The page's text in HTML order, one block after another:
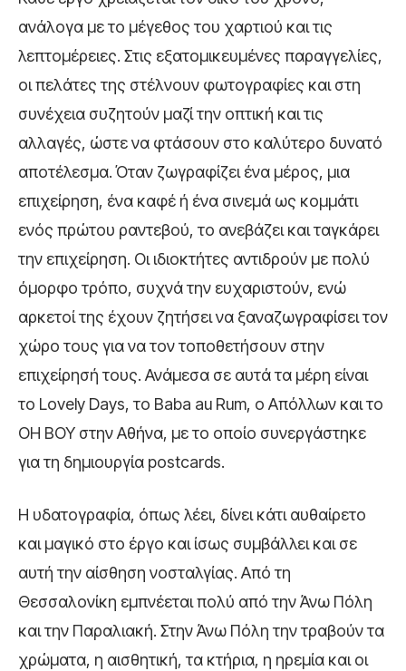
ανάλογα με το μέγεθος του χαρτιού και τις
λεπτομέρειες. Στις εξατομικευμένες παραγγελίες,
οι πελάτες της στέλνουν φωτογραφίες και στη
συνέχεια συζητούν μαζί την οπτική και τις
αλλαγές, ώστε να φτάσουν στο καλύτερο δυνατό
αποτέλεσμα. Όταν ζωγραφίζει ένα μέρος, μια
επιχείρηση, ένα καφέ ή ένα σινεμά ως κομμάτι
ενός πρώτου ραντεβού, το ανεβάζει και ταγκάρει
την επιχείρηση. Οι ιδιοκτήτες αντιδρούν με πολύ
όμορφο τρόπο, συχνά την ευχαριστούν, ενώ
αρκετοί της έχουν ζητήσει να ξαναζωγραφίσει τον
χώρο τους για να τον τοποθετήσουν στην
επιχείρησή τους. Ανάμεσα σε αυτά τα μέρη είναι
το Lovely Days, το Baba au Rum, ο Απόλλων και το
OH BOY στην Αθήνα, με το οποίο συνεργάστηκε
για τη δημιουργία postcards.
Η υδατογραφία, όπως λέει, δίνει κάτι αυθαίρετο
και μαγικό στο έργο και ίσως συμβάλλει και σε
αυτή την αίσθηση νοσταλγίας. Από τη
Θεσσαλονίκη εμπνέεται πολύ από την Άνω Πόλη
και την Παραλιακή. Στην Άνω Πόλη την τραβούν τα
χρώματα, η αισθητική, τα κτήρια, η ηρεμία και οι